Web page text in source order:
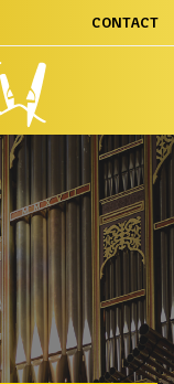
CONTACT